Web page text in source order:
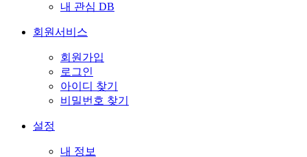
내 관심 DB
회원서비스
회원가입
로그인
아이디 찾기
비밀번호 찾기
설정
내 정보